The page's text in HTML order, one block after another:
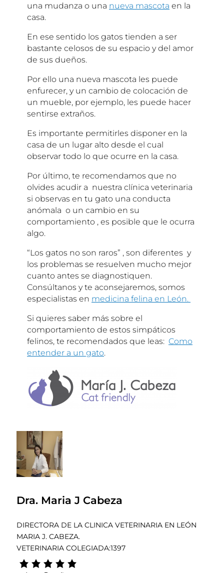
una mudanza o una nueva mascota en la
casa.
En ese sentido los gatos tienden a ser
bastante celosos de su espacio y del amor
de sus dueños.
Por ello una nueva mascota les puede
enfurecer, y un cambio de colocación de
un mueble, por ejemplo, les puede hacer
sentirse extraños.
Es importante permitirles disponer en la
casa de un lugar alto desde el cual
observar todo lo que ocurre en la casa.
Por último, te recomendamos que no
olvides acudir a nuestra clínica veterinaria
si observas en tu gato una conducta
anómala o un cambio en su
comportamiento , es posible que le ocurra
algo.
“Los gatos no son raros” , son diferentes y
los problemas se resuelven mucho mejor
cuanto antes se diagnostiquen.
Consúltanos y te aconsejaremos, somos
especialistas en medicina felina en León.
Si quieres saber más sobre el
comportamiento de estos simpáticos
felinos, te recomendados que leas: Como
entender a un gato.
Dra. Maria J Cabeza
DIRECTORA DE LA CLINICA VETERINARIA EN LEÓN
MARIA J. CABEZA.
VETERINARIA COLEGIADA:1397